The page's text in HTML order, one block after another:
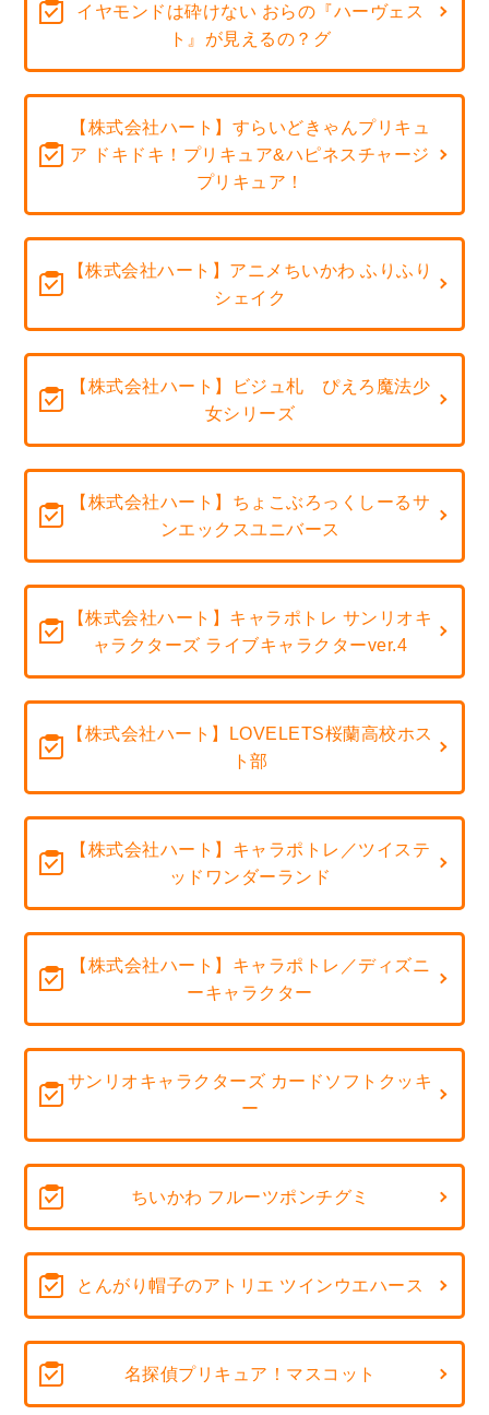
イヤモンドは砕けない おらの『ハーヴェス
ト』が見えるの？グ
【株式会社ハート】すらいどきゃんプリキュ
ア ドキドキ！プリキュア&ハピネスチャージ
プリキュア！
【株式会社ハート】アニメちいかわ ふりふり
シェイク
【株式会社ハート】ビジュ札 ぴえろ魔法少
女シリーズ
【株式会社ハート】ちょこぶろっくしーるサ
ンエックスユニバース
【株式会社ハート】キャラポトレ サンリオキ
ャラクターズ ライブキャラクターver.4
【株式会社ハート】LOVELETS桜蘭高校ホス
ト部
【株式会社ハート】キャラポトレ／ツイステ
ッドワンダーランド
【株式会社ハート】キャラポトレ／ディズニ
ーキャラクター
サンリオキャラクターズ カードソフトクッキ
ー
ちいかわ フルーツポンチグミ
とんがり帽子のアトリエ ツインウエハース
名探偵プリキュア！マスコット